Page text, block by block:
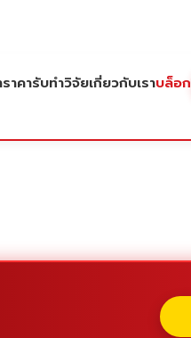
ราคารับทำวิจัยเกี่ยวกับเราบล็อก